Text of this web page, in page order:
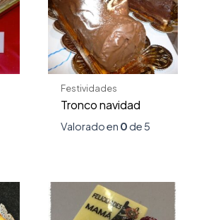
Festividades
Tronco navidad
Valorado en 0de 5